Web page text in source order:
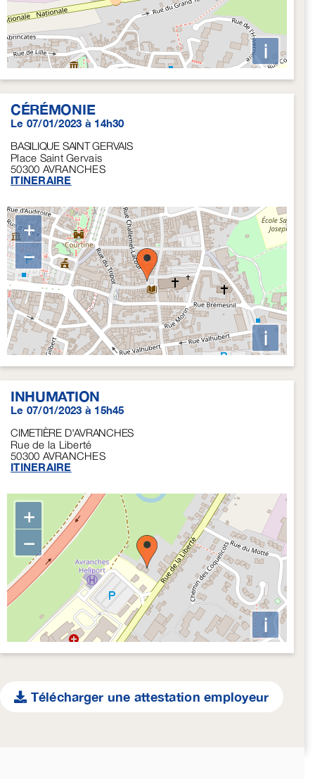
i
CÉRÉMONIE
Le 07/01/2023 à 14h30
BASILIQUE SAINT GERVAIS
Place Saint Gervais
50300 AVRANCHES
ITINERAIRE
+
−
i
INHUMATION
Le 07/01/2023 à 15h45
CIMETIÈRE D'AVRANCHES
Rue de la Liberté
50300 AVRANCHES
ITINERAIRE
+
−
i
Télécharger une attestation employeur